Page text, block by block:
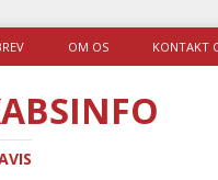
OM OS KONTAKT